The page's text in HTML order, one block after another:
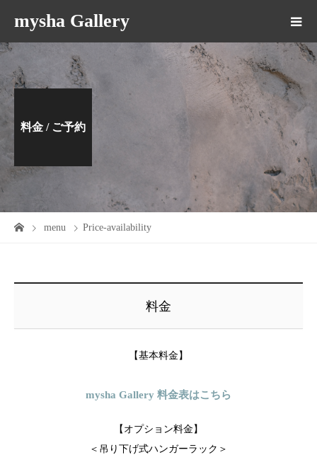
mysha Gallery
料金 / ご予約
menu Price-availability
料金
【基本料金】
mysha Gallery 料金表はこちら
【オプション料金】
＜吊り下げ式ハンガーラック＞